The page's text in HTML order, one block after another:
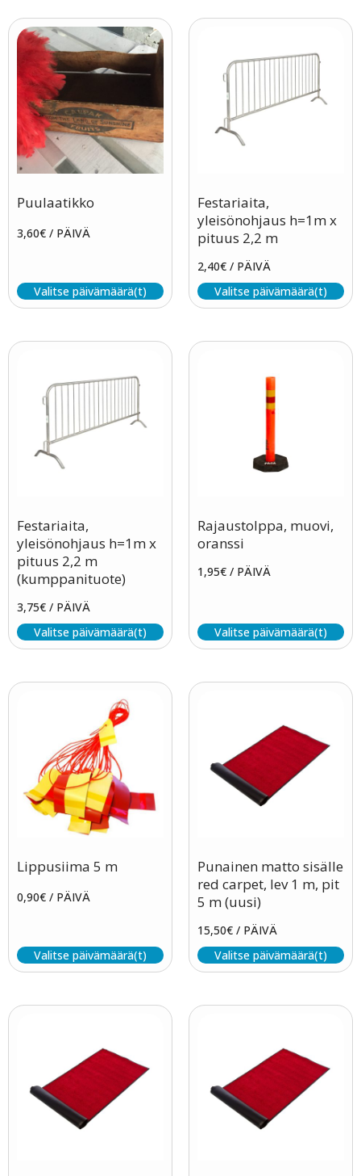
Puulaatikko
3,60€ / PÄIVÄ
Valitse päivämäärä(t)
Festariaita,
yleisönohjaus h=1m x
pituus 2,2 m
2,40€ / PÄIVÄ
Valitse päivämäärä(t)
Festariaita,
yleisönohjaus h=1m x
pituus 2,2 m
(kumppanituote)
3,75€ / PÄIVÄ
Valitse päivämäärä(t)
Rajaustolppa, muovi,
oranssi
1,95€ / PÄIVÄ
Valitse päivämäärä(t)
Lippusiima 5 m
0,90€ / PÄIVÄ
Valitse päivämäärä(t)
Punainen matto sisälle
red carpet, lev 1 m, pit
5 m (uusi)
15,50€ / PÄIVÄ
Valitse päivämäärä(t)